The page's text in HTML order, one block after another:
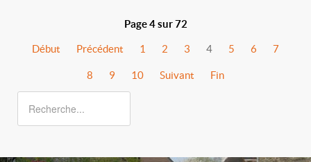
Page 4 sur 72
Début Précédent 1 2 3 4 5 6 7
8 9 10 Suivant Fin